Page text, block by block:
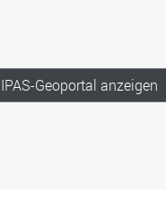
Geoportal anzeigen